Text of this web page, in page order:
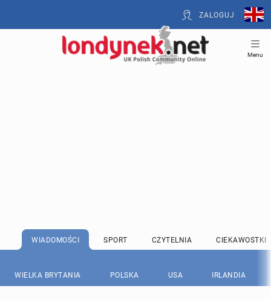
ZALOGUJ
Menu
WIADOMOŚCI SPORT CZYTELNIA CIEKAWOSTKI
WIELKA BRYTANIA POLSKA USA IRLANDIA